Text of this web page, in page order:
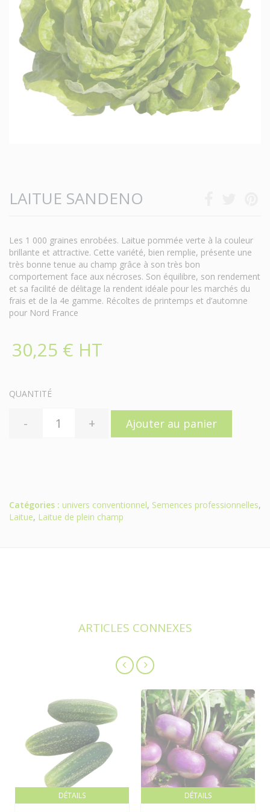
LAITUE SANDENO
Les 1 000 graines enrobées. Laitue pommée verte à la couleur
brillante et attractive. Cette variété, bien remplie, présente une
très bonne tenue au champ grâce à son très bon
comportement face aux nécroses. Son équilibre, son rendement
et sa facilité de délitage la rendent idéale pour les marchés du
frais et de la 4e gamme. Récoltes de printemps et d’automne
pour Nord France
30,25 € HT
QUANTITÉ
- + Ajouter au panier
Catégories : univers conventionnel, Semences professionnelles,
Laitue, Laitue de plein champ
ARTICLES CONNEXES
DÉTAILS DÉTAILS